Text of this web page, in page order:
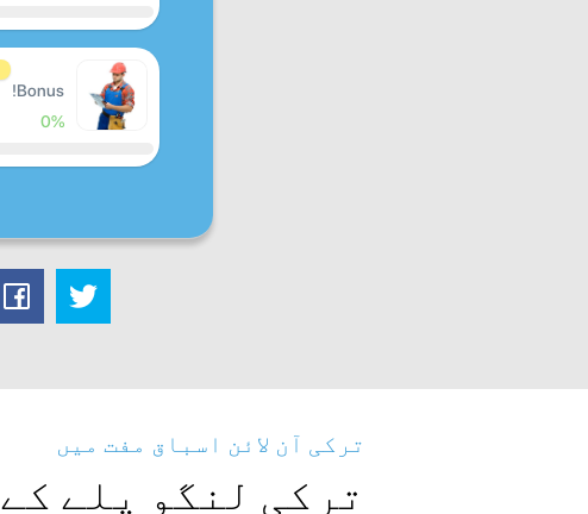
Bonus!
0%
ترکی آن لائن اسباق مفت میں
ترکی لنگو پلے کے